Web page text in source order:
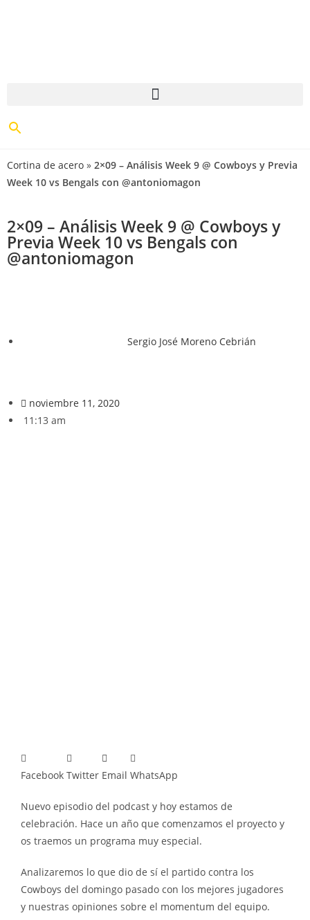
Cortina de acero » 2×09 – Análisis Week 9 @ Cowboys y Previa
Week 10 vs Bengals con @antoniomagon
2×09 – Análisis Week 9 @ Cowboys y
Previa Week 10 vs Bengals con
@antoniomagon
Sergio José Moreno Cebrián
noviembre 11, 2020
11:13 am
Facebook Twitter Email WhatsApp
Nuevo episodio del podcast y hoy estamos de
celebración. Hace un año que comenzamos el proyecto y
os traemos un programa muy especial.
Analizaremos lo que dio de sí el partido contra los
Cowboys del domingo pasado con los mejores jugadores
y nuestras opiniones sobre el momentum del equipo.